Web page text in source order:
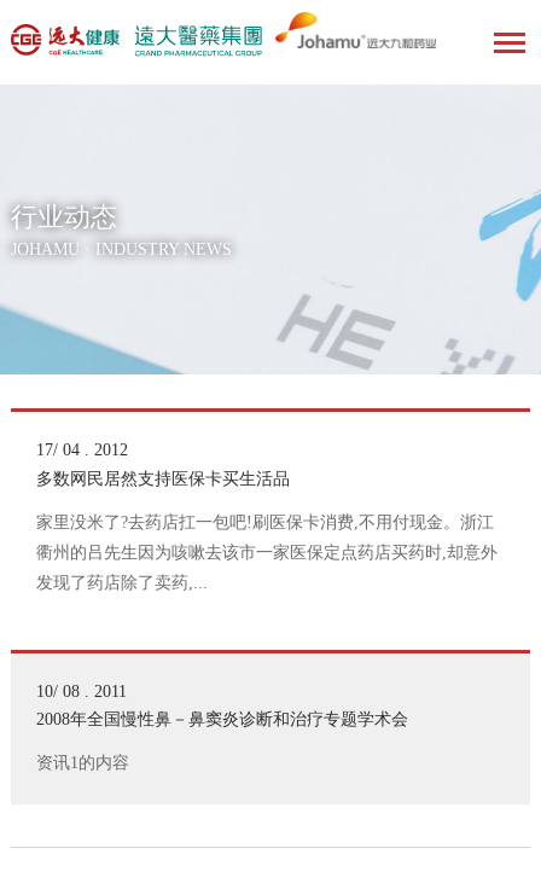
行业动态
JOHAMU · INDUSTRY NEWS
17/ 04 . 2012
多数网民居然支持医保卡买生活品
家里没米了?去药店扛一包吧!刷医保卡消费,不用付现金。浙江
衢州的吕先生因为咳嗽去该市一家医保定点药店买药时,却意外
发现了药店除了卖药,...
10/ 08 . 2011
2008年全国慢性鼻－鼻窦炎诊断和治疗专题学术会
资讯1的内容